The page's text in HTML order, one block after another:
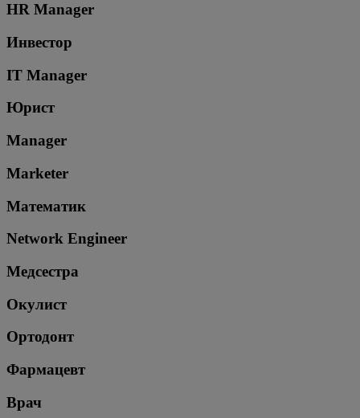
HR Manager
Инвестор
IT Manager
Юрист
Manager
Marketer
Математик
Network Engineer
Медсестра
Окулист
Ортодонт
Фармацевт
Врач